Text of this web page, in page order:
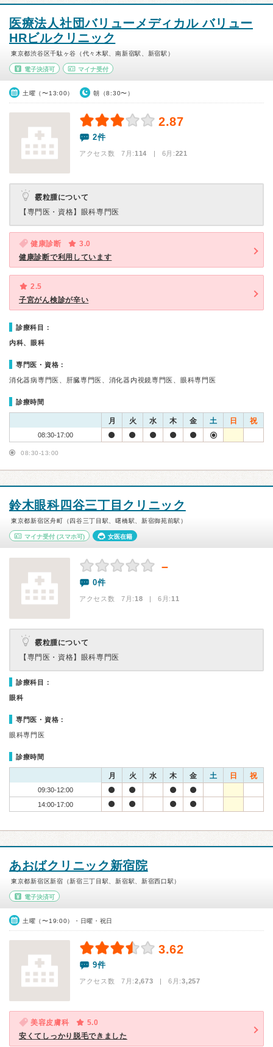
医療法人社団バリューメディカル バリュー
HRビルクリニック
東京都渋谷区千駄ヶ谷（代々木駅、南新宿駅、新宿駅）
電子決済可 マイナ受付
土曜（〜13:00） 朝（8:30〜）
2.87
2件
アクセス数 7月:114 | 6月:221
霰粒腫について
【専門医・資格】 眼科専門医
健康診断
3.0
健康診断で利用しています
2.5
子宮がん検診が辛い
診療科目：
内科、眼科
専門医・資格：
消化器病専門医、肝臓専門医、消化器内視鏡専門医、眼科専門医
診療時間
月 火 水 木 金 土 日 祝
08:30-17:00
08:30-13:00
鈴木眼科四谷三丁目クリニック
東京都新宿区舟町（四谷三丁目駅、曙橋駅、新宿御苑前駅）
マイナ受付 (スマホ可) 女医在籍
－
0件
アクセス数 7月:18 | 6月:11
霰粒腫について
【専門医・資格】 眼科専門医
診療科目：
眼科
専門医・資格：
眼科専門医
診療時間
月 火 水 木 金 土 日 祝
09:30-12:00
14:00-17:00
あおばクリニック新宿院
東京都新宿区新宿（新宿三丁目駅、新宿駅、新宿西口駅）
電子決済可
土曜（〜19:00）・日曜・祝日
3.62
9件
アクセス数 7月:2,673 | 6月:3,257
美容皮膚科
5.0
安くてしっかり脱毛できました